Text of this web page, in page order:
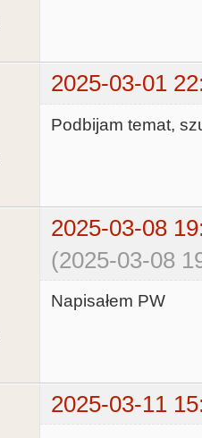
2025-03-01
Podbijam temat,
2025-03-08
(2025-03-08
Napisałem PW
2025-03-11